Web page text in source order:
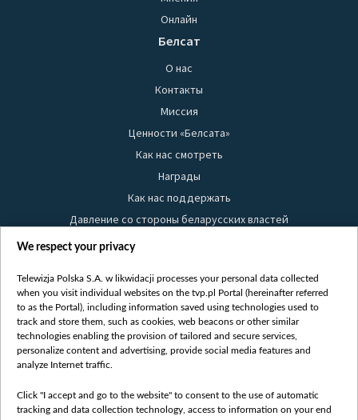
Онлайн
Белсат
О нас
Контакты
Миссия
Ценности «Белсата»
Как нас смотреть
Награды
Как нас поддержать
Давление со стороны беларусских властей
Правила использования материалов
Безопасность
Youtube
Белсат news
Белсат Life
Belsat English
We respect your privacy
Telewizja Polska S.A. w likwidacji processes your personal data collected
when you visit individual websites on the tvp.pl Portal (hereinafter referred
to as the Portal), including information saved using technologies used to
track and store them, such as cookies, web beacons or other similar
technologies enabling the provision of tailored and secure services,
personalize content and advertising, provide social media features and
analyze Internet traffic.
Click "I accept and go to the website" to consent to the use of automatic
tracking and data collection technology, access to information on your end